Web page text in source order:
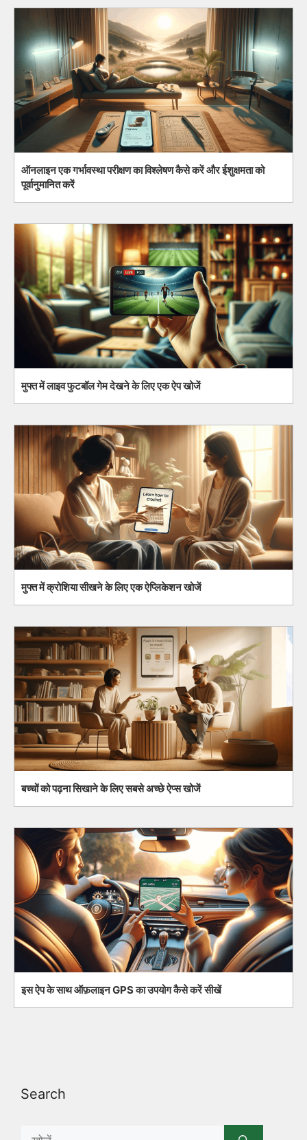
ऑनलाइन एक गर्भावस्था परीक्षण का विश्लेषण कैसे करें और ईशुक्षमता को
पूर्वानुमानित करें
मुफ्त में लाइव फुटबॉल गेम देखने के लिए एक ऐप खोजें
मुफ्त में क्रोशिया सीखने के लिए एक ऐप्लिकेशन खोजें
बच्चों को पढ़ना सिखाने के लिए सबसे अच्छे ऐप्स खोजें
इस ऐप के साथ ऑफ़लाइन GPS का उपयोग कैसे करें सीखें
Search
Search